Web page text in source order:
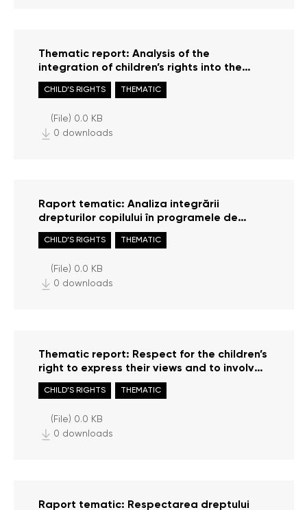
Thematic report: Analysis of the
integration of children’s rights into the
curricula of the National Institute of Justice
(File) 0.0 KB
CHILD’S RIGHTS THEMATIC
0 downloads
Raport tematic: Analiza integrării
drepturilor copilului în programele de
studii ale Institutului Național al Justiției
(File) 0.0 KB
CHILD’S RIGHTS THEMATIC
0 downloads
Thematic report: Respect for the children’s
right to express their views and to involve
in decision-making
(File) 0.0 KB
CHILD’S RIGHTS THEMATIC
0 downloads
Raport tematic: Respectarea dreptului